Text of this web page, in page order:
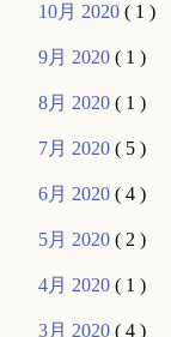
10月 2020( 1 )
9月 2020( 1 )
8月 2020( 1 )
7月 2020( 5 )
6月 2020( 4 )
5月 2020( 2 )
4月 2020( 1 )
3月 2020( 4 )